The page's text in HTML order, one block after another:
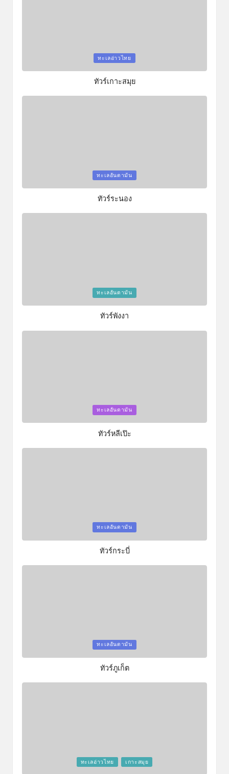
ทะเลอ่าวไทย
ทัวร์เกาะสมุย
ทะเลอันดามัน
ทัวร์ระนอง
ทะเลอันดามัน
ทัวร์พังงา
ทะเลอันดามัน
ทัวร์หลีเป๊ะ
ทะเลอันดามัน
ทัวร์กระบี่
ทะเลอันดามัน
ทัวร์ภูเก็ต
ทะเลอ่าวไทย เกาะสมุย